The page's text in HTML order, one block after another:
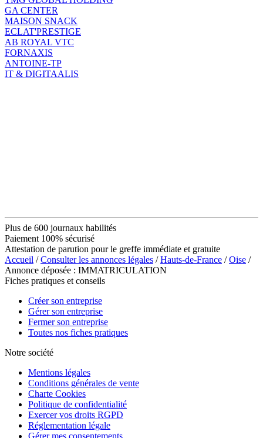
GA CENTER
MAISON SNACK
ECLAT'PRESTIGE
AB ROYAL VTC
FORNAXIS
ANTOINE-TP
IT & DIGITAALIS
Plus de 600 journaux habilités
Paiement 100% sécurisé
Attestation de parution pour le greffe immédiate et gratuite
Accueil /Consulter les annonces légales /Hauts-de-France /Oise /
Annonce déposée : IMMATRICULATION
Fiches pratiques et conseils
Créer son entreprise
Gérer son entreprise
Fermer son entreprise
Toutes nos fiches pratiques
Notre société
Mentions légales
Conditions générales de vente
Charte Cookies
Politique de confidentialité
Exercer vos droits RGPD
Réglementation légale
Gérer mes consentements